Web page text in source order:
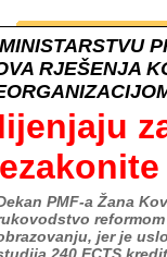
RJEŠENJA
PMF-a Žana
jer je